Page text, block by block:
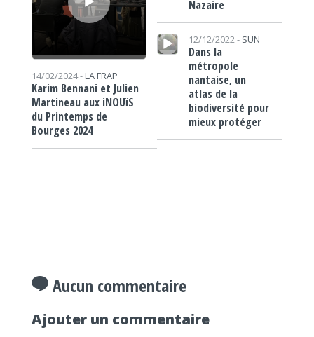
14/02/2024 - LA FRAP
Karim Bennani et Julien
Martineau aux iNOUïS
du Printemps de
Bourges 2024
Nazaire
Lecteur audio
12/12/2022 - SUN
Dans la
métropole
nantaise, un
atlas de la
biodiversité pour
mieux protéger
Aucun commentaire
Ajouter un commentaire